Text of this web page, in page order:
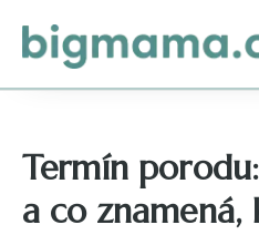
Termín
a co znamená,